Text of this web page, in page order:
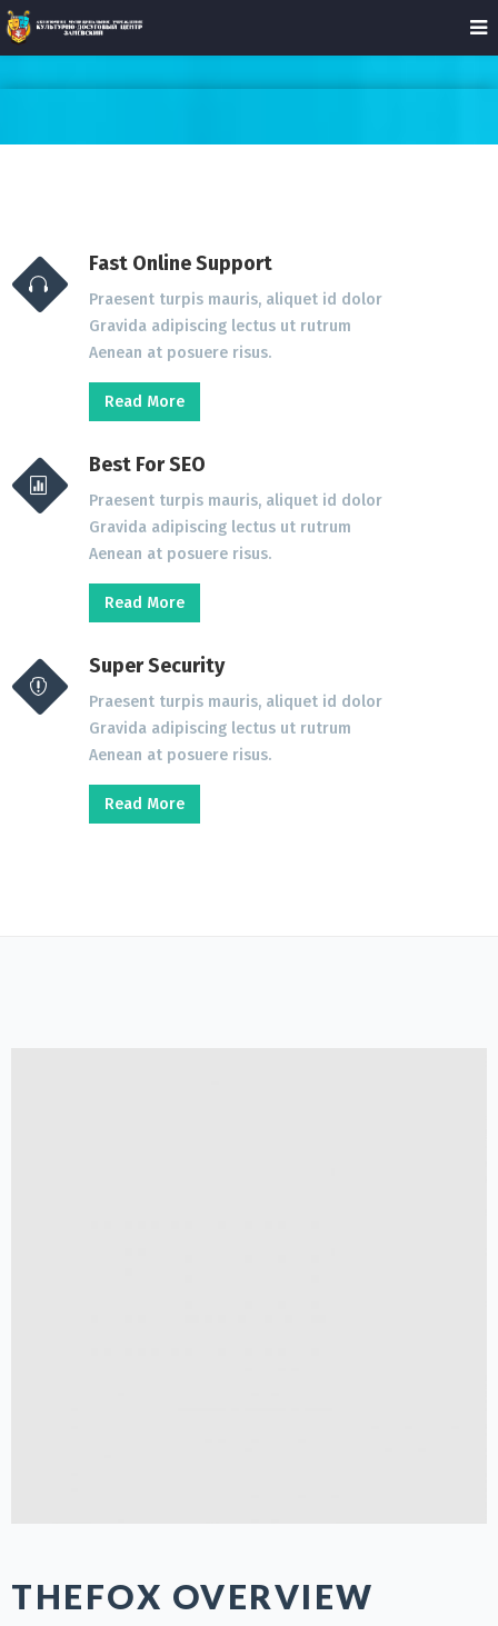
Fast Online Support
Praesent turpis mauris, aliquet id dolor
Gravida adipiscing lectus ut rutrum
Aenean at posuere risus.
Read More
Best For SEO
Praesent turpis mauris, aliquet id dolor
Gravida adipiscing lectus ut rutrum
Aenean at posuere risus.
Read More
Super Security
Praesent turpis mauris, aliquet id dolor
Gravida adipiscing lectus ut rutrum
Aenean at posuere risus.
Read More
THEFOX OVERVIEW